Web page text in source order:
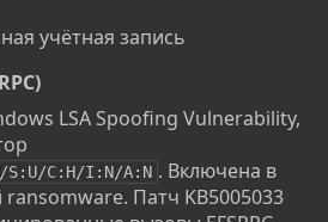
учётная запись
LSA Spoofing Vulnerability,
S:U/C:H/I:N/A:N . Включена в
ransomware. Патч KB5005033